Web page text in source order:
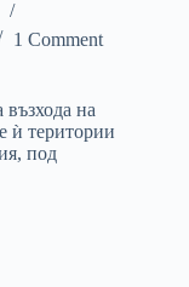
1 Comment